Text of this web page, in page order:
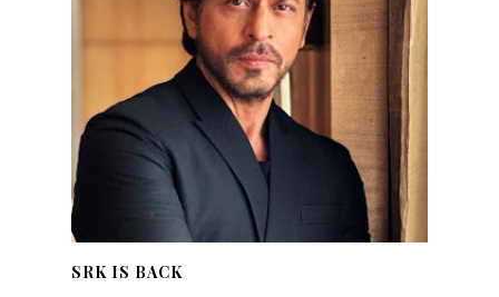
SRK IS BACK